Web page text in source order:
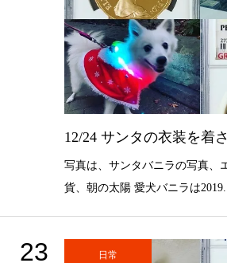
12/24 サンタの衣装を着
写真は、サンタバニラの写真、
貨、朝の太陽 愛犬バニラは
23 日常